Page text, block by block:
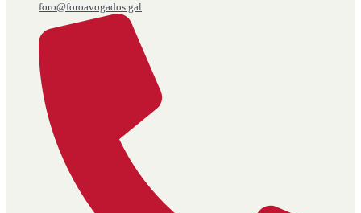
foro@foroavogados.gal